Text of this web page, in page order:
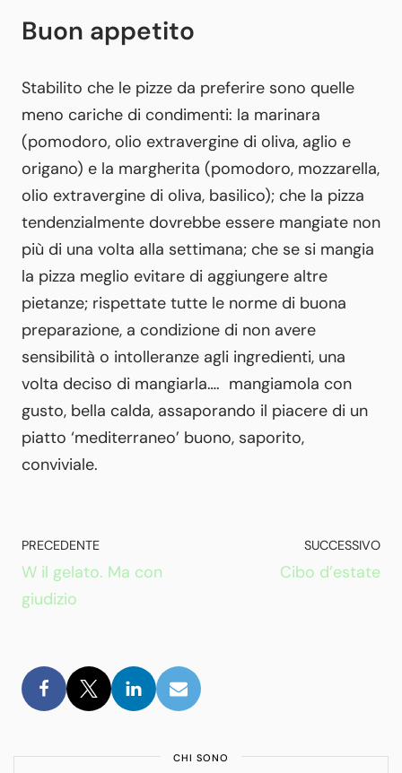
Buon appetito
Stabilito che le pizze da preferire sono quelle
meno cariche di condimenti: la marinara
(pomodoro, olio extravergine di oliva, aglio e
origano) e la margherita (pomodoro, mozzarella,
olio extravergine di oliva, basilico); che la pizza
tendenzialmente dovrebbe essere mangiate non
più di una volta alla settimana; che se si mangia
la pizza meglio evitare di aggiungere altre
pietanze; rispettate tutte le norme di buona
preparazione, a condizione di non avere
sensibilità o intolleranze agli ingredienti, una
volta deciso di mangiarla…. mangiamola con
gusto, bella calda, assaporando il piacere di un
piatto ‘mediterraneo’ buono, saporito,
conviviale.
PRECEDENTE
W il gelato. Ma con
giudizio
SUCCESSIVO
Cibo d’estate
CHI SONO